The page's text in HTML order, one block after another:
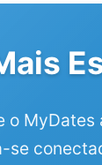
o
se